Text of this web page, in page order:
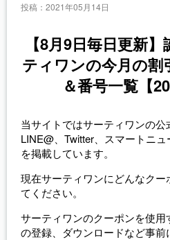
投稿： 2021年05月14日
【8月9日毎日更新
ティワンの今月の割
＆番号一覧【
当サイトではサーティワンの公
LINE@、Twitter、スマートニ
を掲載しています。
現在サーティワンにどんなク
てください。
サーティワンのクーポンを使
の登録、ダウンロードなど事前